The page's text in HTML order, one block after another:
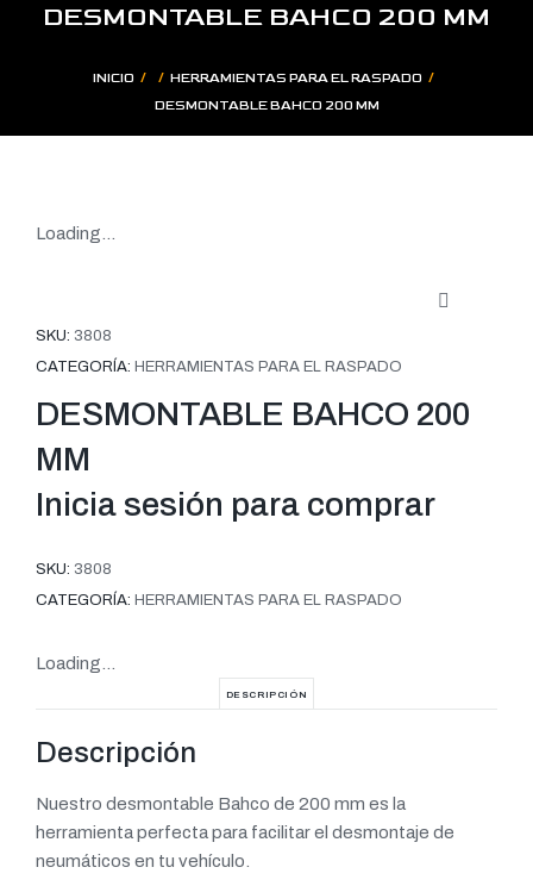
DESMONTABLE BAHCO 200 MM
INICIO / / HERRAMIENTAS PARA EL RASPADO /
DESMONTABLE BAHCO 200 MM
Loading...
SKU: 3808
CATEGORÍA: HERRAMIENTAS PARA EL RASPADO
DESMONTABLE BAHCO 200
MM
Inicia sesión para comprar
SKU: 3808
CATEGORÍA: HERRAMIENTAS PARA EL RASPADO
Loading...
DESCRIPCIÓN
Descripción
Nuestro desmontable Bahco de 200 mm es la
herramienta perfecta para facilitar el desmontaje de
neumáticos en tu vehículo.